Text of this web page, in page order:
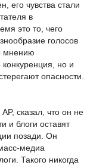
его чувства стали
в
это то, чего
голосов
мнению
но и
опасности.
сказал, что он не
и блоги оставят
позади. Он
медиа
Такого никогда